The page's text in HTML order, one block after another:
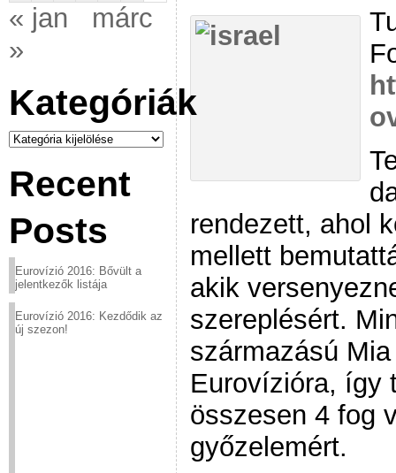
« jan
márc
»
Kategóriák
Kategóriák
Recent
Posts
Eurovízió 2016: Bővült a
jelentkezők listája
Eurovízió 2016: Kezdődik az
új szezon!
rendezett, ahol
mellett
akik
szereplésért.
származású
Eurovízióra, így
összesen 4 fog
győzelemért.